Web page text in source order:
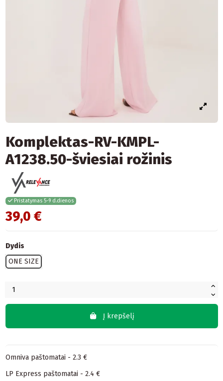
Komplektas-RV-KMPL-
A1238.50-šviesiai rožinis
Pristatymas 5-9 d.dienos
39,0 €
Dydis
ONE SIZE
Į krepšelį
Omniva paštomatai - 2.3 €
LP Express paštomatai - 2.4 €